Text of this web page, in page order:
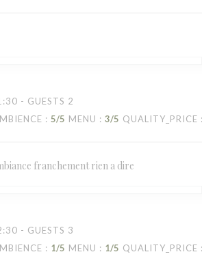
- GUESTS 2
: 5/5 MENU : 3/5 QUALITY_PRICE
franchement rien a dire
- GUESTS 3
: 1/5 MENU : 1/5 QUALITY_PRICE